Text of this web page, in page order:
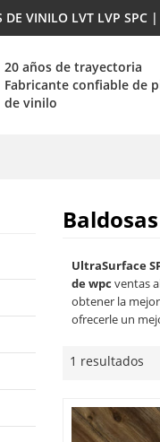
DE VINILO LVT LVP
20 años de trayectoria
Fabricante confiable de
de vinilo
UltraSurface
de wpc ventas
obtener la
ofrecerle un
1 resultados